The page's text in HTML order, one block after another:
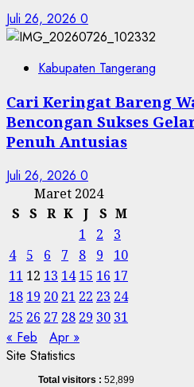
Juli 26, 2026 0
Kabupaten Tangerang
Cari Keringat Bareng
Bencongan Sukses
Penuh Antusias
Juli 26, 2026 0
Maret 2024
S S R K J S M
1
2
3
4
5 6 7 8 9
10
11 12 13 14 15 16 17
18 19 20 21 22 23 24
25 26 27 28 29 30 31
« Feb
Apr »
Site Statistics
Total visitors : 52,899